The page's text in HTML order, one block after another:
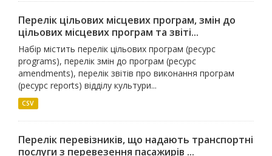
Перелік цільових місцевих програм, змін до
цільових місцевих програм та звіті...
Набір містить перелік цільових програм (ресурс
programs), перелік змін до програм (ресурс
amendments), перелік звітів про виконання програм
(ресурс reports) відділу культури...
CSV
Перелік перевізників, що надають транспортні
послуги з перевезення пасажирів ...